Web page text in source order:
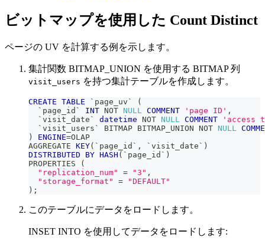
ビットマップを使用した Count Distinct
ページの UV を計算する例を示します。
集計関数 BITMAP_UNION を使用する BITMAP 列
visit_users を持つ集計テーブルを作成します。
CREATE TABLE ` page_uv `
(
` page_id ` INT NOT NULL COMMENT 'page ID' ,
` visit_date ` datetime NOT NULL COMMENT
'access
` visit_users ` BITMAP BITMAP_UNION NOT NULL
)
ENGINE=OLAP
AGGREGATE KEY( ` page_id ` , ` visit_date ` )
DISTRIBUTED
BY HASH ( ` page_id ` )
PROPERTIES
(
"replication_num"
= "3" ,
"storage_format"
=
"DEFAULT"
) ;
このテーブルにデータをロードします。
INSET INTO を使用してデータをロードします: